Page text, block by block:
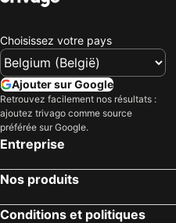
Hôtels Cala Bona
Hôtels Camp de Mar
Hôtels Porto Cristo
Hôtels Cala Mandia
Hôtels Santa Margarita
Hôtels Port de Andratx
Hôtels Cala San Vicente
Hôtels Cala Figuera
Hôtels Cala Major
Choisissez votre pays
Ajouter sur Google
Retrouvez facilement nos résultats :
ajoutez trivago comme source
préférée sur Google.
Entreprise
Nos produits
Conditions et politiques